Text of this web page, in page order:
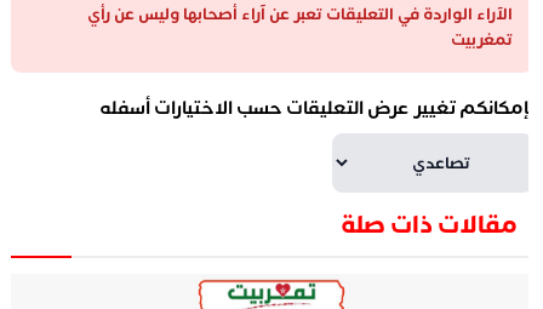
الآراء الواردة في التعليقات تعبر عن آراء أصحابها وليس عن رأي
تمغربيت
تغيير عرض التعليقات حسب الاختيارات أسفله
مقالات ذات صلة